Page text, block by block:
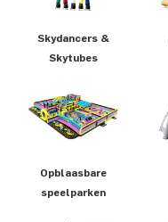
Skydancers &
Skytubes
Opblaasbare
speelparken